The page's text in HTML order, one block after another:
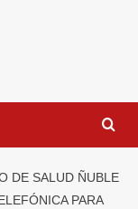
DE SALUD ÑUBLE
PARA